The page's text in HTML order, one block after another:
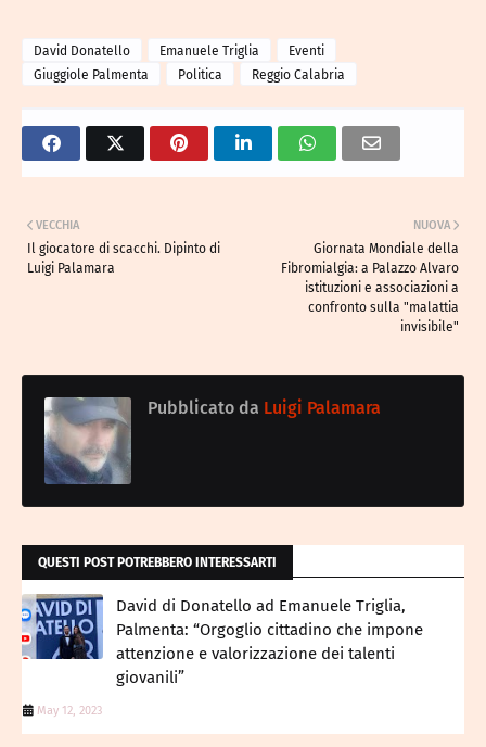
David Donatello Emanuele Triglia
Eventi
Giuggiole Palmenta
Politica Reggio Calabria
NUOVA
Giornata Mondiale della
Fibromialgia: a Palazzo Alvaro
istituzioni e associazioni a
confronto sulla "malattia
invisibile"
VECCHIA
Il giocatore di scacchi. Dipinto di
Luigi Palamara
Pubblicato da Luigi Palamara
QUESTI POST POTREBBERO INTERESSARTI
David di Donatello ad Emanuele Triglia,
Palmenta: “Orgoglio cittadino che impone
attenzione e valorizzazione dei talenti
giovanili”
May 12, 2023